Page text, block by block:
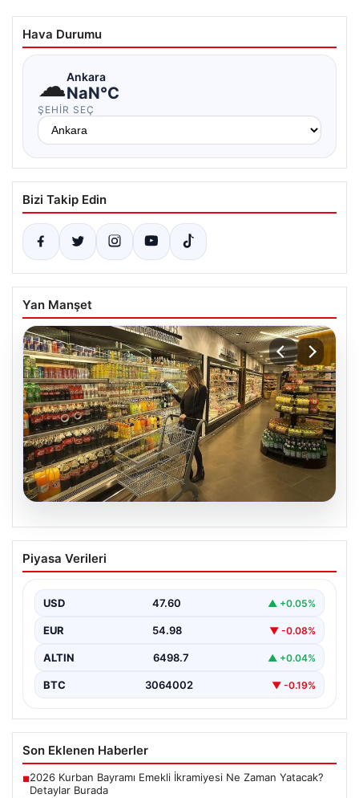
Hava Durumu
☁Ankara
NaN°C
ŞEHIR SEÇ
Bizi Takip Edin
Yan Manşet
05.08.2026
Enflasyon verileri ne zaman
açıklanacak? 2026 TÜİK mart ayı
Piyasa Verileri
USD 47.60 ▲ +0.05%
EUR 54.98 ▼ -0.08%
ALTIN 6498.7 ▲ +0.04%
BTC 3064002 ▼ -0.19%
Son Eklenen Haberler
■2026 Kurban Bayramı Emekli İkramiyesi Ne Zaman Yatacak?
Detaylar Burada